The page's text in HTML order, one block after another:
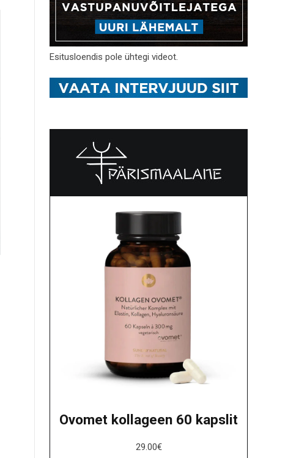
Esitusloendis pole ühtegi videot.
Ovomet kollageen 60 kapslit
29.00€